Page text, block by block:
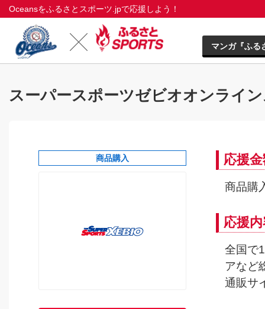
Oceansをふるさとスポーツ.jpで応援しよう！
マンガ『ふる
スーパースポーツゼビオオンライ
商品購入 応援
商品購
応援
全国で
アなど
通販サ